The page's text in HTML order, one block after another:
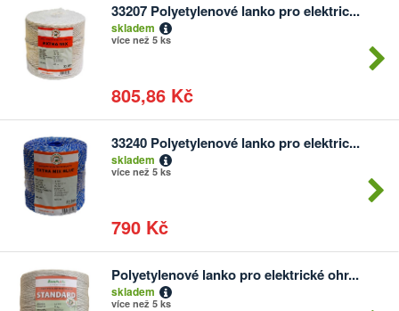
33207 Polyetylenové lanko pro elektric...
skladem
více než 5 ks
805,86 Kč
Počet
kusů
33240 Polyetylenové lanko pro elektric...
skladem
více než 5 ks
790 Kč
Počet
kusů
Polyetylenové lanko pro elektrické ohr...
skladem
více než 5 ks
Počet
kusů